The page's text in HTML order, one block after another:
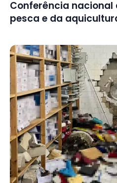
Conferência
pesca e da